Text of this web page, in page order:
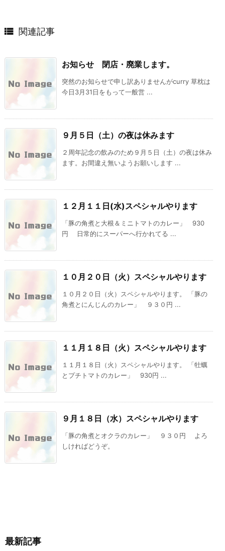
 関連記事
お知らせ 閉店・廃業します。
突然のお知らせで申し訳ありませんがcurry 草枕は
今日3月31日をもって一般営 ...
９月５日（土）の夜は休みます
２周年記念の飲みのため９月５日（土）の夜は休み
ます。お間違え無いようお願いします ...
１２月１１日(水)スペシャルやります
「豚の角煮と大根＆ミニトマトのカレー」 930
円 日常的にスーパーへ行かれてる ...
１０月２０日（火）スペシャルやります
１０月２０日（火）スペシャルやります。 「豚の
角煮とにんじんのカレー」 ９３０円 ...
１１月１８日（火）スペシャルやります
１１月１８日（火）スペシャルやります。 「牡蠣
とプチトマトのカレー」 930円 ...
９月１８日（水）スペシャルやります
「豚の角煮とオクラのカレー」 ９３０円 よろ
しければどうぞ。
最新記事